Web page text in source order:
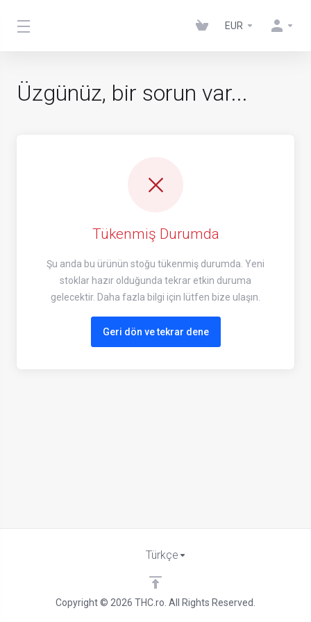
EUR
Üzgünüz, bir sorun var...
Tükenmiş Durumda
Şu anda bu ürünün stoğu tükenmiş durumda. Yeni
stoklar hazır olduğunda tekrar etkin duruma
gelecektir. Daha fazla bilgi için lütfen bize ulaşın.
Geri dön ve tekrar dene
Copyright © 2026 THC.ro. All Rights Reserved.
Türkçe